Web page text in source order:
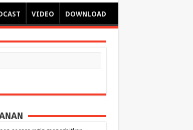
VIDEO DOWNLOAD